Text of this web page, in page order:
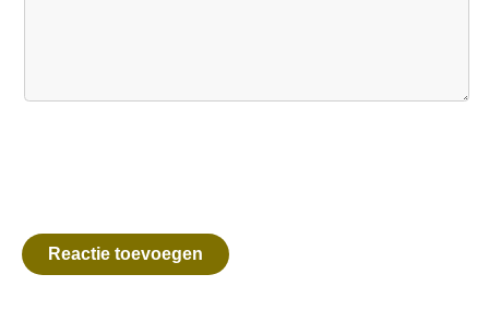
Reactie toevoegen